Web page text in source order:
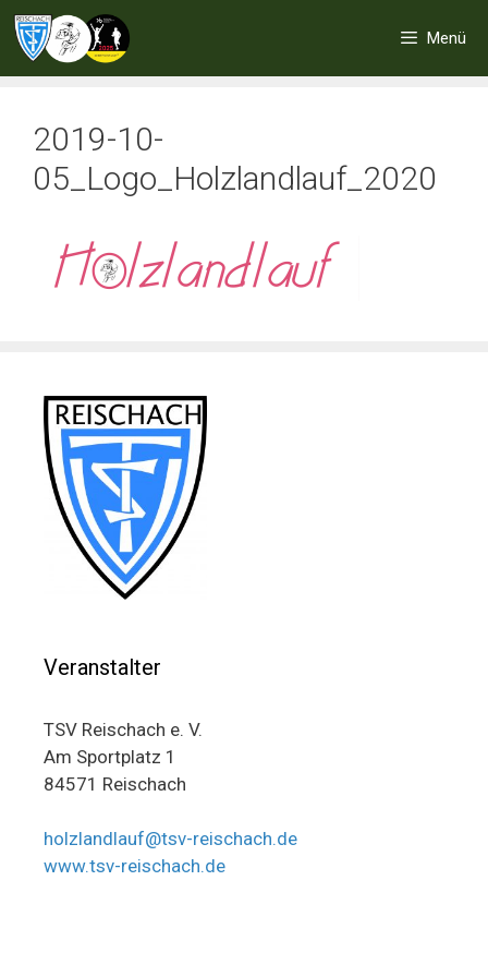
Zum
Inhalt
springen
Menü
2019-10-
05_Logo_Holzlandlauf_2020
Veranstalter
TSV Reischach e. V.
Am Sportplatz 1
84571 Reischach
holzlandlauf@tsv-reischach.de
www.tsv-reischach.de